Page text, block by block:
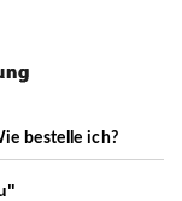
bestelle ich?